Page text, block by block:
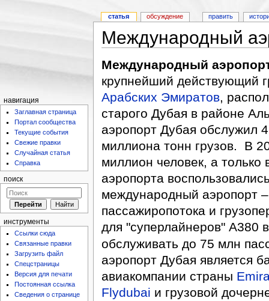
Международный
Международный
крупнейший действующий
Арабских Эмиратов,
старого Дубая в районе
аэропорт Дубая обслужил
миллиона тонн грузов. В
миллион человек, а только
аэропорта
международный аэропорт
пассажиропотока и
для "суперлайнеров" A380
обслуживать до 75 млн
аэропорт Дубая является
авиакомпании страны
Flydubai и грузовой
статья обсуждение править
навигация
Заглавная страница
Портал сообщества
Текущие события
Свежие правки
Случайная статья
Справка
поиск
инструменты
Ссылки сюда
Связанные правки
Загрузить файл
Спецстраницы
Версия для печати
Постоянная ссылка
Сведения о странице